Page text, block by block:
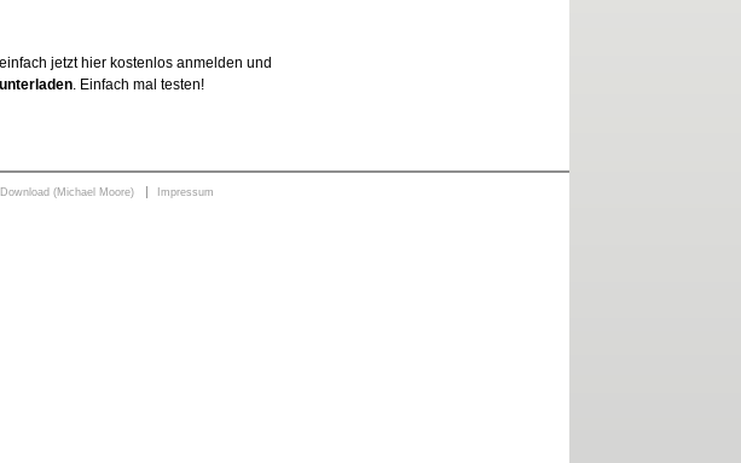
jetzt hier kostenlos anmelden und
. Einfach mal testen!
(Michael Moore) Impressum